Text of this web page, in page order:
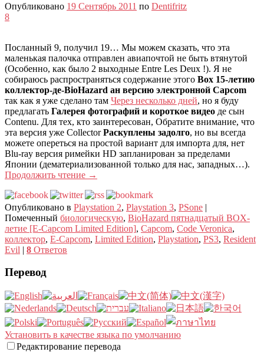
Опубликовано 19 Сентябрь 2011 по Dentifritz
8
Посланный 9, получил 19… Мы можем сказать, что эта
маленькая палочка отправлен авиапочтой не быть втянутой
(Особенно, как было 2 выходные Entre Les Deux !). Я не
собираюсь распространяться содержание этого Box 15-летию
коллектор-де-BioHazard ан версию электронной Capcom
так как я уже сделано там Через несколько дней, но я буду
предлагать Галерея фотографий и короткое видео де сын
Contenu. Для тех, кто заинтересован, Обратите внимание, что
эта версия уже CollectorРаскуплены задолго, но вы всегда
можете опереться на простой вариант для импорта для, нет
Blu-ray версия римейки HD запланирован за пределами
Японии (дематериализованной только для нас, западных…).
Продолжить чтение →
Опубликовано в Playstation 2, Playstation 3, PSone |
Помеченный биологическую, BioHazard пятнадцатый BOX-
летие [E-Capcom Limited Edition], Capcom, Code Veronica,
коллектор, E-Capcom, Limited Edition, Playstation, PS3, Resident
Evil | 8 Ответов
Перевод
Установить в качестве языка по умолчанию
Редактирование перевода